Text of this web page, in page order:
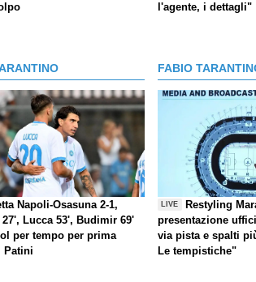
l'agente, i dettagli"
Napoli-Osasuna 2-1,
Lucca 53', Budimir 69'
per tempo per prima
Patini
FABIO
LIVE
Restyling
presentazione
via pista e spalti
Le tempistiche"